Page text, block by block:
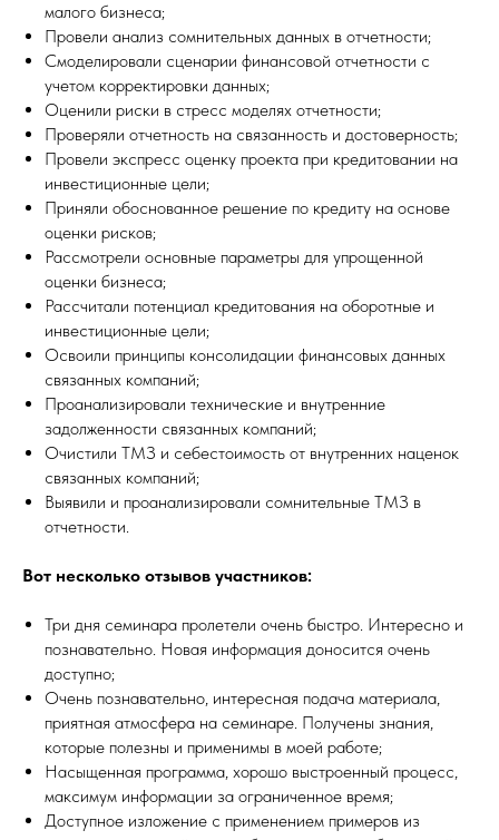
малого бизнеса;
Провели анализ сомнительных данных в отчетности;
Смоделировали сценарии финансовой отчетности с
учетом корректировки данных;
Оценили риски в стресс моделях отчетности;
Проверяли отчетность на связанность и достоверность;
Провели экспресс оценку проекта при кредитовании на
инвестиционные цели;
Приняли обоснованное решение по кредиту на основе
оценки рисков;
Рассмотрели основные параметры для упрощенной
оценки бизнеса;
Рассчитали потенциал кредитования на оборотные и
инвестиционные цели;
Освоили принципы консолидации финансовых данных
связанных компаний;
Проанализировали технические и внутренние
задолженности связанных компаний;
Очистили ТМЗ и себестоимость от внутренних наценок
связанных компаний;
Выявили и проанализировали сомнительные ТМЗ в
отчетности.
Вот несколько отзывов участников:
Три дня семинара пролетели очень быстро. Интересно и
познавательно. Новая информация доносится очень
доступно;
Очень познавательно, интересная подача материала,
приятная атмосфера на семинаре. Получены знания,
которые полезны и применимы в моей работе;
Насыщенная программа, хорошо выстроенный процесс,
максимум информации за ограниченное время;
Доступное изложение с применением примеров из